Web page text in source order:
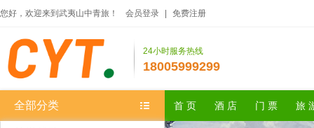
您好，欢迎来到武夷山中青旅！ 会员登录 免费注册
24小时服务热线
18005999299
全部分类 首 页 酒 店 门 票 旅